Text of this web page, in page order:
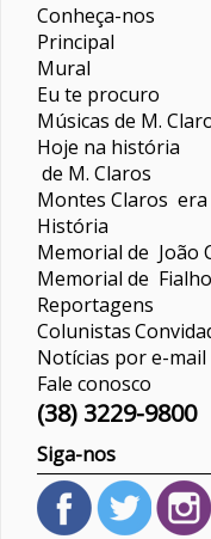
Conheça-nos
Principal
Mural
Eu te procuro
Músicas de M.
Hoje na história
de M. Claros
Montes Claros era
História
Memorial de João
Memorial de
Reportagens
Colunistas
Notícias por e-mail
Fale conosco
(38) 3229-9800
Siga-nos